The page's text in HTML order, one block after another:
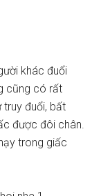
khác đuổi
cũng có rất
truy đuổi, bất
được đôi chân.
trong giấc